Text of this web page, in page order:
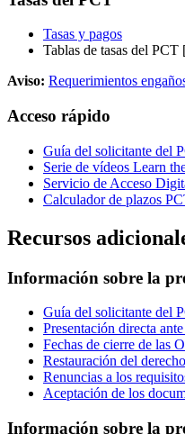
Tasas y pagos
Tablas de tasas del PCT
Aviso: Requerimientos
Acceso rápido
Guía del solicitante del
Serie de vídeos Learn
Servicio de Acceso
Calculador de plazos
Recursos
Información sobre la
Guía del solicitante del
Presentación directa
Fechas de cierre de las
Restauración del
Renuncias a los
Aceptación de los
Información sobre la